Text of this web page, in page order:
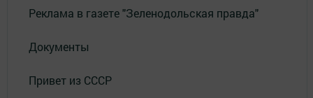
Реклама в газете "Зеленодольская правда"
Документы
Привет из СССР